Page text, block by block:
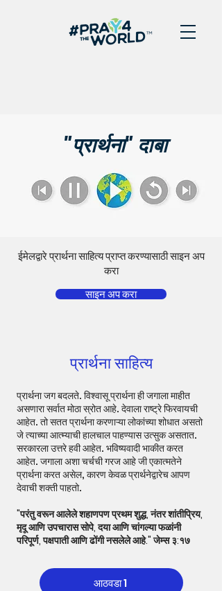
"प्रार्थना" दाबा
ईमेलद्वारे प्रार्थना साहित्य प्राप्त करण्यासाठी साइन अप
करा
साइन अप करा
प्रार्थना साहित्य
प्रार्थना जग बदलते. विश्‍वासू प्रार्थना ही जगाला माहीत
असणारा सर्वात मोठा स्रोत आहे. देवाला राष्ट्रे फिरवायची
आहेत. तो सतत प्रार्थना करणाऱ्या लोकांच्या शोधात असतो
जे त्याच्या आत्म्याची हालचाल पाहण्यास उत्सुक असतात.
सरकारला उत्तरे हवी आहेत. भविष्यवादी भाकीत करत
आहेत. जगाला अशा चर्चची गरज आहे जी एकात्मतेने
प्रार्थना करत असेल, कारण केवळ प्रार्थनेद्वारेच आपण
देवाची शक्ती पाहतो.
"परंतु वरून आलेले शहाणपण प्रथम शुद्ध, नंतर शांतीप्रिय,
मृदू आणि उपचारास सोपे, दया आणि चांगल्या फळांनी
परिपूर्ण, पक्षपाती आणि ढोंगी नसलेले आहे." जेम्स ३:१७
आठवडा 1